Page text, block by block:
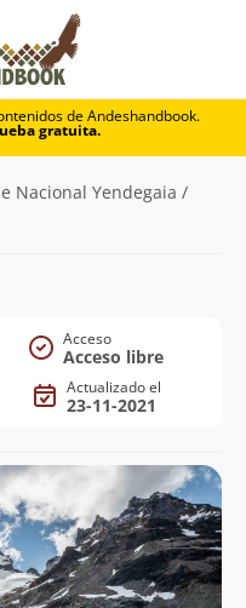
de Andeshandbook.
gratuita.
Nacional Yendegaia /
Acceso
Acceso libre
Actualizado el
23-11-2021